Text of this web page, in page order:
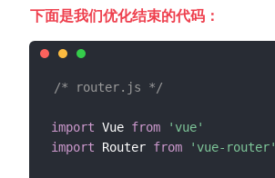
下面是我们优化结束的代码：
/* router.js */
import Vue from
'vue'
import Router from 'vue-router'